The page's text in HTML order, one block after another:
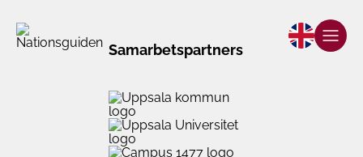
Samarbetspartners